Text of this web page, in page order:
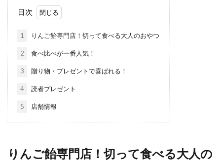
目次
1 りんご飴専門店！切って食べる大人のおやつ
2 食べ比べが一番人気！
3 贈り物・プレゼントで喜ばれる！
4 読者プレゼント
5 店舗情報
りんご飴専門店！切って食べる大人の